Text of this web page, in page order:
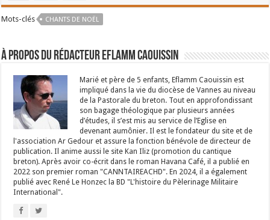
Mots-clés CHANTS DE NOËL
À propos du rédacteur Eflamm Caouissin
Marié et père de 5 enfants, Eflamm Caouissin est
impliqué dans la vie du diocèse de Vannes au niveau
de la Pastorale du breton. Tout en approfondissant
son bagage théologique par plusieurs années
d’études, il s’est mis au service de l’Eglise en
devenant aumônier. Il est le fondateur du site et de
l'association Ar Gedour et assure la fonction bénévole de directeur de
publication. Il anime aussi le site Kan Iliz (promotion du cantique
breton). Après avoir co-écrit dans le roman Havana Café, il a publié en
2022 son premier roman "CANNTAIREACHD". En 2024, il a également
publié avec René Le Honzec la BD "L'histoire du Pèlerinage Militaire
International".